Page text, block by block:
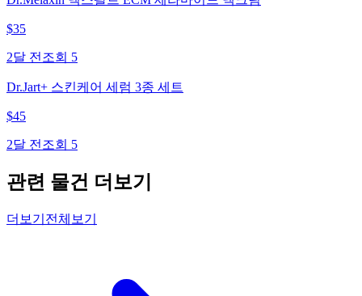
$35
2달 전 조회 5
Dr.Jart+ 스킨케어 세럼 3종 세트
$45
2달 전 조회 5
관련 물건 더보기
더보기 전체보기